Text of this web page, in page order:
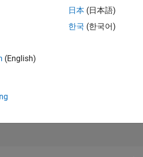
(English)
日本 (日本語)
한국 (한국어)